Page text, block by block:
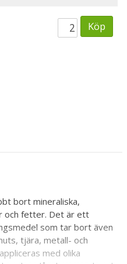
Köp
bort mineraliska,
och fetter. Det är ett
som tar bort även
tjära, metall- och
med olika